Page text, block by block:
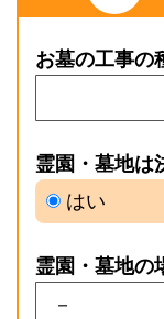
お墓の工事の
霊園・墓地は
はい
霊園・墓地の